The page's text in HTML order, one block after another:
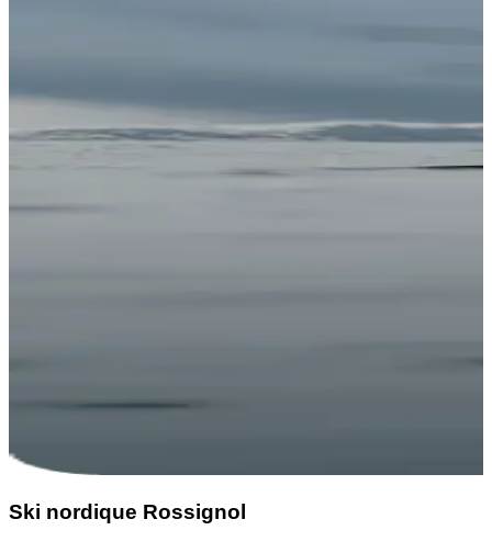
Ski nordique Rossignol